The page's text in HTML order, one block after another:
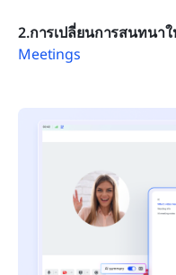
2.การเปลี่ยนการสนทนา
Meetings